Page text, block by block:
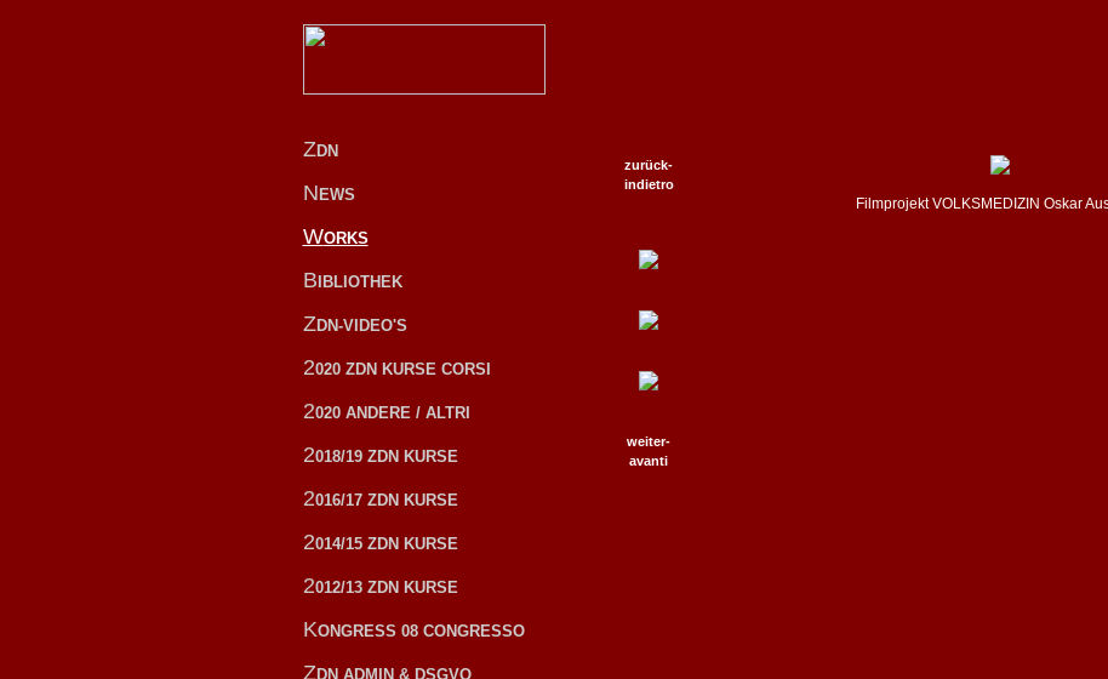
ZDN
N EWS
WORKS
B IBLIOTHEK
ZDN-VIDEO'S
2020 ZDN KURSE CORSI
2020 ANDERE / ALTRI
2018/19 ZDN KURSE
2016/17 ZDN KURSE
2014/15 ZDN KURSE
2012/13 ZDN KURSE
KONGRESS 08 CONGRESSO
ZDN ADMIN & DSGVO
zurück-
indietro
weiter-
avanti
Filmprojekt VOLKSMEDIZIN Oskar